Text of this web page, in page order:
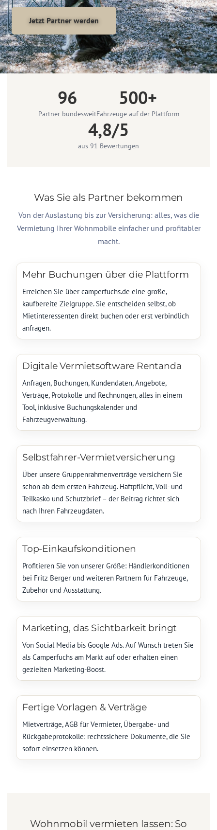
Jetzt Partner werden
96
Partner bundesweit
500+
Fahrzeuge auf der Plattform
4,8/5
aus 91 Bewertungen
Was Sie als Partner bekommen
Von der Auslastung bis zur Versicherung: alles, was die
Vermietung Ihrer Wohnmobile einfacher und profitabler
macht.
Mehr Buchungen über die Plattform
Erreichen Sie über camperfuchs.de eine große,
kaufbereite Zielgruppe. Sie entscheiden selbst, ob
Mietinteressenten direkt buchen oder erst verbindlich
anfragen.
Digitale Vermietsoftware Rentanda
Anfragen, Buchungen, Kundendaten, Angebote,
Verträge, Protokolle und Rechnungen, alles in einem
Tool, inklusive Buchungskalender und
Fahrzeugverwaltung.
Selbstfahrer-Vermietversicherung
Über unsere Gruppenrahmenverträge versichern Sie
schon ab dem ersten Fahrzeug. Haftpflicht, Voll- und
Teilkasko und Schutzbrief – der Beitrag richtet sich
nach Ihren Fahrzeugdaten.
Top-Einkaufskonditionen
Profitieren Sie von unserer Größe: Händlerkonditionen
bei Fritz Berger und weiteren Partnern für Fahrzeuge,
Zubehör und Ausstattung.
Marketing, das Sichtbarkeit bringt
Von Social Media bis Google Ads. Auf Wunsch treten Sie
als Camperfuchs am Markt auf oder erhalten einen
gezielten Marketing-Boost.
Fertige Vorlagen & Verträge
Mietverträge, AGB für Vermieter, Übergabe- und
Rückgabeprotokolle: rechtssichere Dokumente, die Sie
sofort einsetzen können.
Wohnmobil vermieten lassen: So